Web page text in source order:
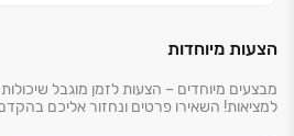
ואווירה רגועה שאין בשום מקום אחר.
עם נגישות מהירה למרכז הארץ,
הצעות מיוחדות
מבצעים מיוחדים – הצעות לזמן מוגבל
למציאות! השאירו פרטים ונחזור אליכם